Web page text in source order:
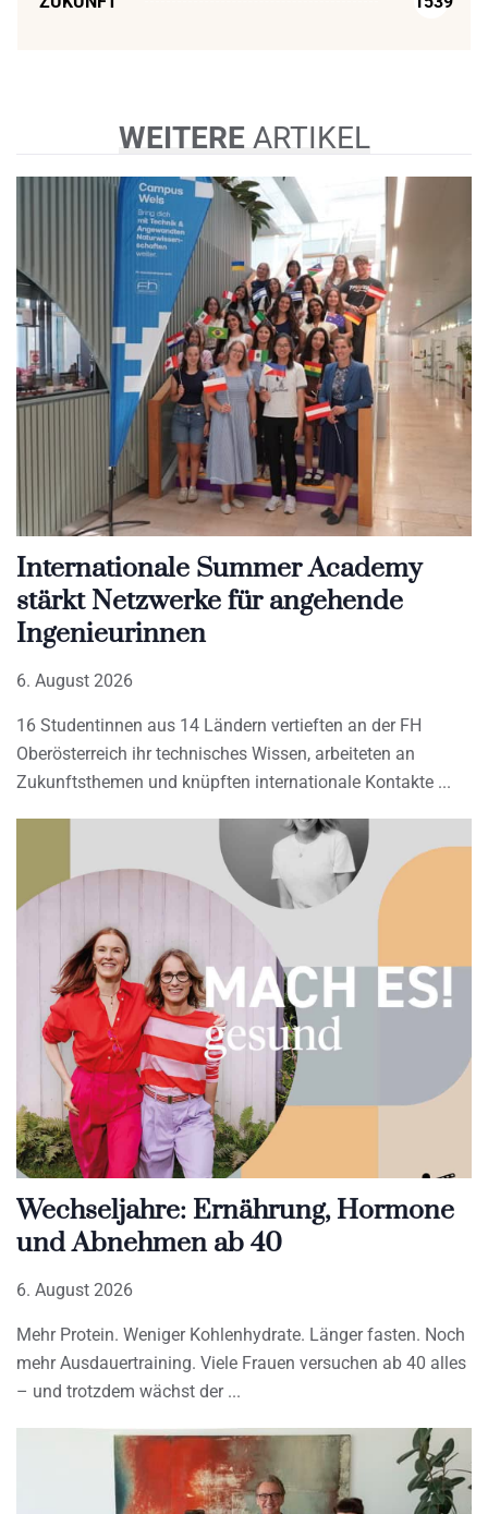
WEITEREARTIKEL
Internationale Summer Academy
stärkt Netzwerke für angehende
Ingenieurinnen
6. August 2026
16 Studentinnen aus 14 Ländern vertieften an der FH
Oberösterreich ihr technisches Wissen, arbeiteten an
Zukunftsthemen und knüpften internationale Kontakte
Wechseljahre: Ernährung, Hormone
und Abnehmen ab 40
6. August 2026
Mehr Protein. Weniger Kohlenhydrate. Länger fasten. Noch
mehr Ausdauertraining. Viele Frauen versuchen ab 40 alles
– und trotzdem wächst der